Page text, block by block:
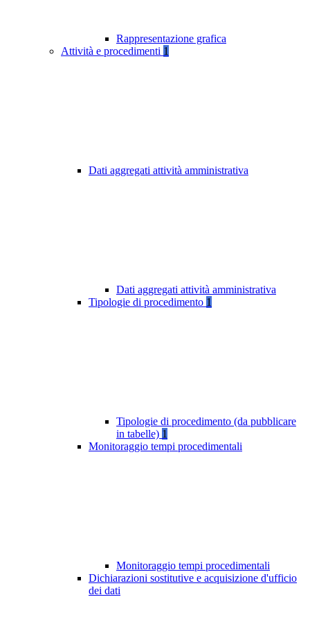
Rappresentazione grafica
Attività e procedimenti 1
Dati aggregati attività amministrativa
Dati aggregati attività amministrativa
Tipologie di procedimento 1
Tipologie di procedimento (da pubblicare
in tabelle) 1
Monitoraggio tempi procedimentali
Monitoraggio tempi procedimentali
Dichiarazioni sostitutive e acquisizione d'ufficio
dei dati